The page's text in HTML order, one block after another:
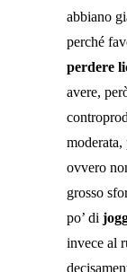
abbiano
perché
perdere
avere,
moderata,
ovvero
grosso
po’ di
invece al